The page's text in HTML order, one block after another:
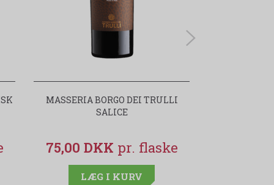
MASSERIA BORGO DEI TRULLI
SALICE
75,00 DKK
LÆG I KURV